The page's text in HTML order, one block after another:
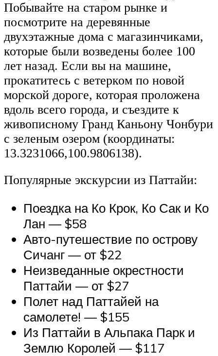
Побывайте на старом рынке и
посмотрите на деревянные
двухэтажные дома с магазинчиками,
которые были возведены более 100
лет назад. Если вы на машине,
прокатитесь с ветерком по новой
морской дороге, которая проложена
вдоль всего города, и съездите к
живописному Гранд Каньону Чонбури
с зеленым озером (координаты:
13.3231066,100.9806138).
Популярные экскурсии из Паттайи:
Поездка на Ко Крок, Ко Сак и Ко
Лан — $58
Авто-путешествие по острову
Сичанг — от $22
Неизведанные окрестности
Паттайи — от $27
Полет над Паттайей на
самолете! — $155
Из Паттайи в Альпака Парк и
Землю Королей — $117